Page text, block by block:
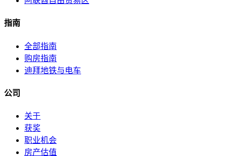
指南
全部指南
购房指南
迪拜地铁与电车
公司
关于
获奖
职业机会
房产估值